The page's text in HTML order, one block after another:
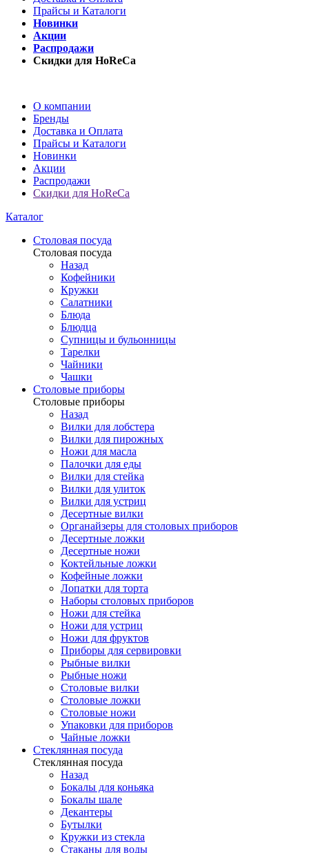
Прайсы и Каталоги
Новинки
Акции
Распродажи
Скидки для HoReCa
О компании
Бренды
Доставка и Оплата
Прайсы и Каталоги
Новинки
Акции
Распродажи
Скидки для HoReCa
Каталог
Столовая посуда
Столовая посуда
Назад
Кофейники
Кружки
Салатники
Блюда
Блюдца
Супницы и бульонницы
Тарелки
Чайники
Чашки
Cтоловые приборы
Cтоловые приборы
Назад
Вилки для лобстера
Вилки для пирожных
Ножи для масла
Палочки для еды
Вилки для стейка
Вилки для улиток
Вилки для устриц
Десертные вилки
Органайзеры для столовых приборов
Десертные ложки
Десертные ножи
Коктейльные ложки
Кофейные ложки
Лопатки для торта
Наборы столовых приборов
Ножи для стейка
Ножи для устриц
Ножи для фруктов
Приборы для сервировки
Рыбные вилки
Рыбные ножи
Столовые вилки
Столовые ложки
Столовые ножи
Упаковки для приборов
Чайные ложки
Стеклянная посуда
Стеклянная посуда
Назад
Бокалы для коньяка
Бокалы шале
Декантеры
Бутылки
Кружки из стекла
Стаканы для воды